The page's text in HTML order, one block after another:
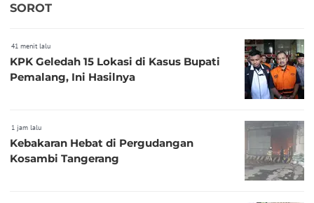
SOROT
41 menit lalu
KPK Geledah 15 Lokasi di Kasus Bupati
Pemalang, Ini Hasilnya
1 jam lalu
Kebakaran Hebat di Pergudangan
Kosambi Tangerang